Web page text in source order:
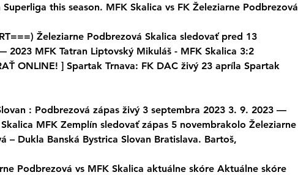
Superliga this season. MFK Skalica vs FK Železiarne Podbrezová
Železiarne Podbrezová Skalica sledovať pred 13
2023 MFK Tatran Liptovský Mikuláš - MFK Skalica 3:2
ONLINE! ] Spartak Trnava: FK DAC živý 23 apríla Spartak
: Podbrezová zápas živý 3 septembra 2023 3. 9. 2023 —
MFK Zemplín sledovať zápas 5 novembrakolo Železiarne
– Dukla Banská Bystrica Slovan Bratislava. Bartoš,
Podbrezová vs MFK Skalica aktuálne skóre Aktuálne skóre